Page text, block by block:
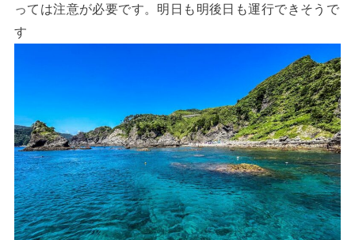
っては注意が必要です。明日も明後日も運行できそうで
す